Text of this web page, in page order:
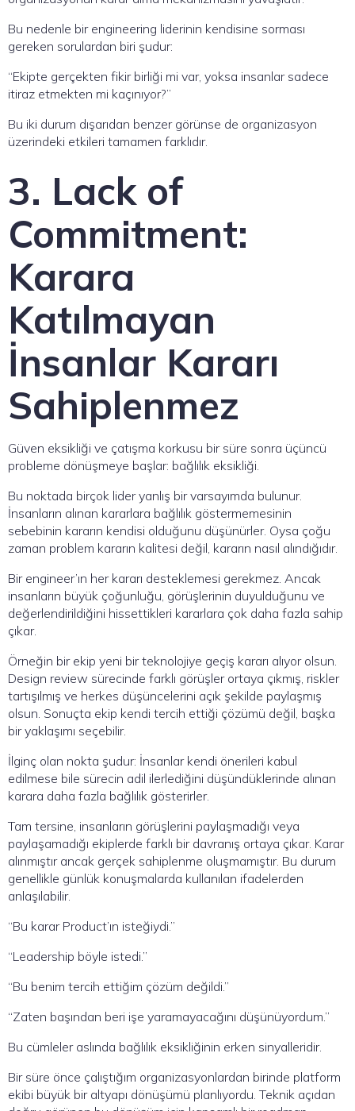
Bu nedenle bir engineering liderinin kendisine sorması
gereken sorulardan biri şudur:
“Ekipte gerçekten fikir birliği mi var, yoksa insanlar sadece
itiraz etmekten mi kaçınıyor?”
Bu iki durum dışarıdan benzer görünse de organizasyon
üzerindeki etkileri tamamen farklıdır.
3. Lack of
Commitment:
Karara
Katılmayan
İnsanlar Kararı
Sahiplenmez
Güven eksikliği ve çatışma korkusu bir süre sonra üçüncü
probleme dönüşmeye başlar: bağlılık eksikliği.
Bu noktada birçok lider yanlış bir varsayımda bulunur.
İnsanların alınan kararlara bağlılık göstermemesinin
sebebinin kararın kendisi olduğunu düşünürler. Oysa çoğu
zaman problem kararın kalitesi değil, kararın nasıl alındığıdır.
Bir engineer’ın her kararı desteklemesi gerekmez. Ancak
insanların büyük çoğunluğu, görüşlerinin duyulduğunu ve
değerlendirildiğini hissettikleri kararlara çok daha fazla sahip
çıkar.
Örneğin bir ekip yeni bir teknolojiye geçiş kararı alıyor olsun.
Design review sürecinde farklı görüşler ortaya çıkmış, riskler
tartışılmış ve herkes düşüncelerini açık şekilde paylaşmış
olsun. Sonuçta ekip kendi tercih ettiği çözümü değil, başka
bir yaklaşımı seçebilir.
İlginç olan nokta şudur: İnsanlar kendi önerileri kabul
edilmese bile sürecin adil ilerlediğini düşündüklerinde alınan
karara daha fazla bağlılık gösterirler.
Tam tersine, insanların görüşlerini paylaşmadığı veya
paylaşamadığı ekiplerde farklı bir davranış ortaya çıkar. Karar
alınmıştır ancak gerçek sahiplenme oluşmamıştır. Bu durum
genellikle günlük konuşmalarda kullanılan ifadelerden
anlaşılabilir.
“Bu karar Product’ın isteğiydi.”
“Leadership böyle istedi.”
“Bu benim tercih ettiğim çözüm değildi.”
“Zaten başından beri işe yaramayacağını düşünüyordum.”
Bu cümleler aslında bağlılık eksikliğinin erken sinyalleridir.
Bir süre önce çalıştığım organizasyonlardan birinde platform
ekibi büyük bir altyapı dönüşümü planlıyordu. Teknik açıdan